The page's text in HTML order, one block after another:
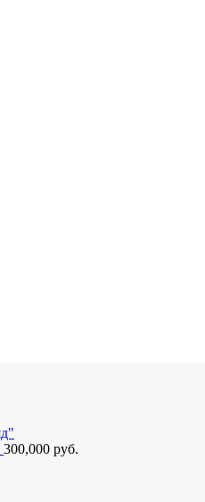
300,000 руб.